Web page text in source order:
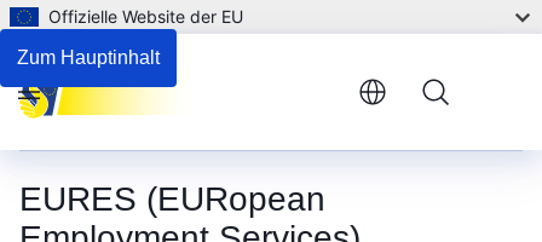
Zum Hauptinhalt
Offizielle Website der EU
EURES (EURopean
Menu